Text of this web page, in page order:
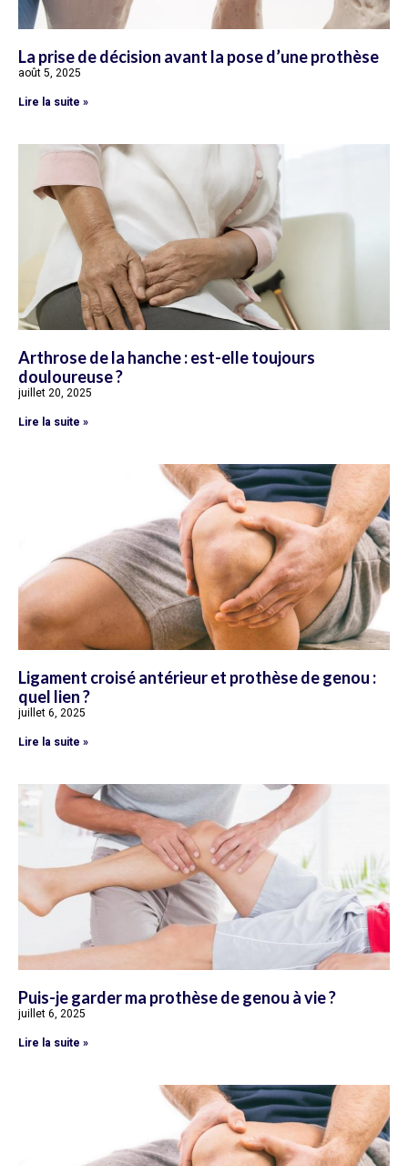
La prise de décision avant la pose d’une prothèse
août 5, 2025
Lire la suite »
Arthrose de la hanche : est-elle toujours
douloureuse ?
juillet 20, 2025
Lire la suite »
Ligament croisé antérieur et prothèse de genou :
quel lien ?
juillet 6, 2025
Lire la suite »
Puis-je garder ma prothèse de genou à vie ?
juillet 6, 2025
Lire la suite »